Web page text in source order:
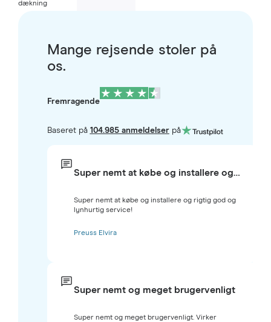
dækning
Mange rejsende stoler på
os.
Fremragende
Baseret på 104.985 anmeldelserpå
Super nemt at købe og installere og…
Super nemt at købe og installere og rigtig god og
lynhurtig service!
Preuss Elvira
Super nemt og meget brugervenligt
Super nemt og meget brugervenligt. Virker